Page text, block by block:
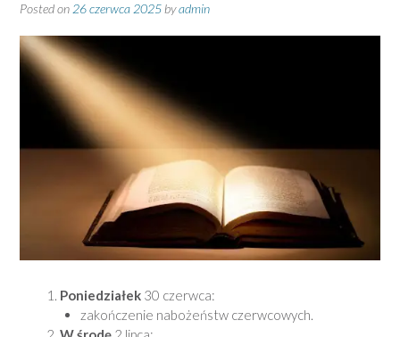
Posted on 26 czerwca 2025 byadmin
Poniedziałek 30 czerwca:
zakończenie nabożeństw czerwcowych.